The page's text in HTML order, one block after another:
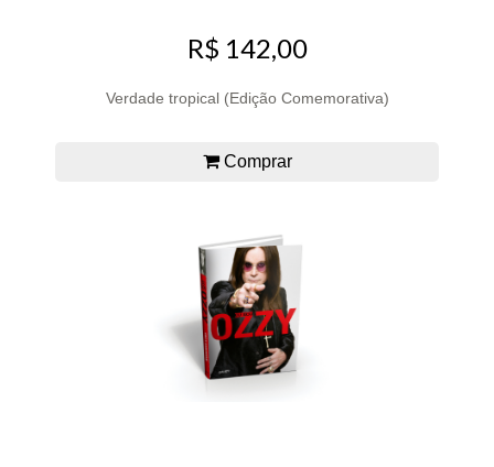
R$ 142,00
Verdade tropical (Edição Comemorativa)
Comprar